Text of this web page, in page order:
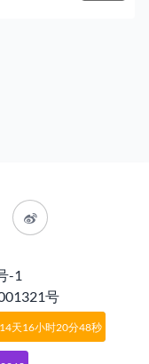
-1
号
天16小时20分49秒